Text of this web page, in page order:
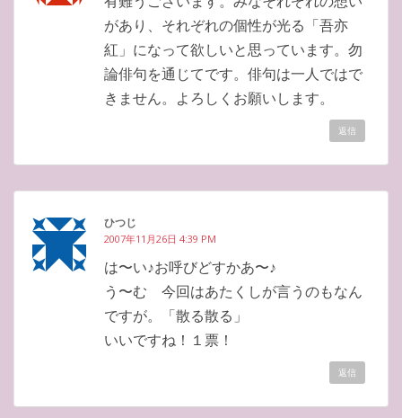
があり、それぞれの個性が光る「吾亦
紅」になって欲しいと思っています。勿
論俳句を通じてです。俳句は一人ではで
きません。よろしくお願いします。
返信
ひつじ
2007年11月26日 4:39 PM
は〜い♪お呼びどすかあ〜♪
う〜む 今回はあたくしが言うのもなん
ですが。「散る散る」
いいですね！１票！
返信